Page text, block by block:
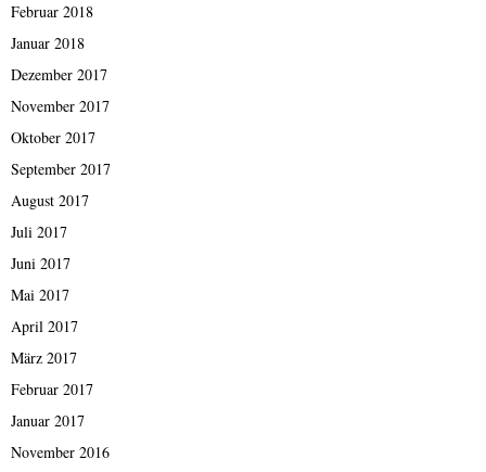
Februar 2018
Januar 2018
Dezember 2017
November 2017
Oktober 2017
September 2017
August 2017
Juli 2017
Juni 2017
Mai 2017
April 2017
März 2017
Februar 2017
Januar 2017
November 2016